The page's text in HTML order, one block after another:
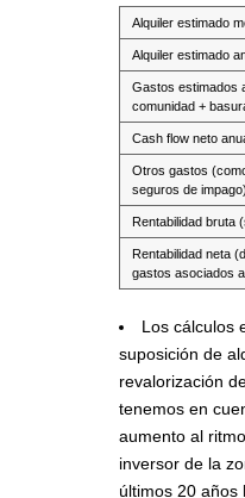
Alquiler estimado
Alquiler estimado
Gastos estimados
comunidad +
Cash flow neto
Otros gastos
seguros de impago)
Rentabilidad bruta
Rentabilidad neta
gastos asociados
Los cálculos
suposición de
revalorización
tenemos en
aumento al
inversor de la
últimos 20 años